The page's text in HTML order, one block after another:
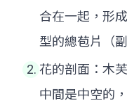
合在一起，形
型的總苞片（
花的剖面：木
中間是中空的